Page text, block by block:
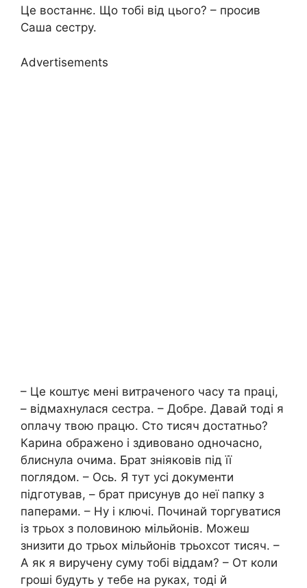
Це востаннє. Що тобі від цього? – просив
Саша сестру.
Advertisements
– Це коштує мені витраченого часу та праці,
– відмахнулася сестра. – Добре. Давай тоді я
оплачу твою працю. Сто тисяч достатньо?
Карина ображено і здивовано одночасно,
блиснула очима. Брат зніяковів під її
поглядом. – Ось. Я тут усі документи
підготував, – брат присунув до неї папку з
паперами. – Ну і ключі. Починай торгуватися
із трьох з половиною мільйонів. Можеш
знизити до трьох мільйонів трьохсот тисяч. –
А як я виручену суму тобі віддам? – От коли
гроші будуть у тебе на руках, тоді й